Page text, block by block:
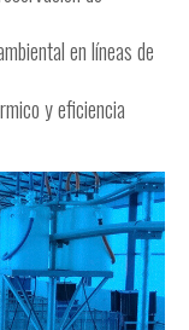
en líneas de
y eficiencia